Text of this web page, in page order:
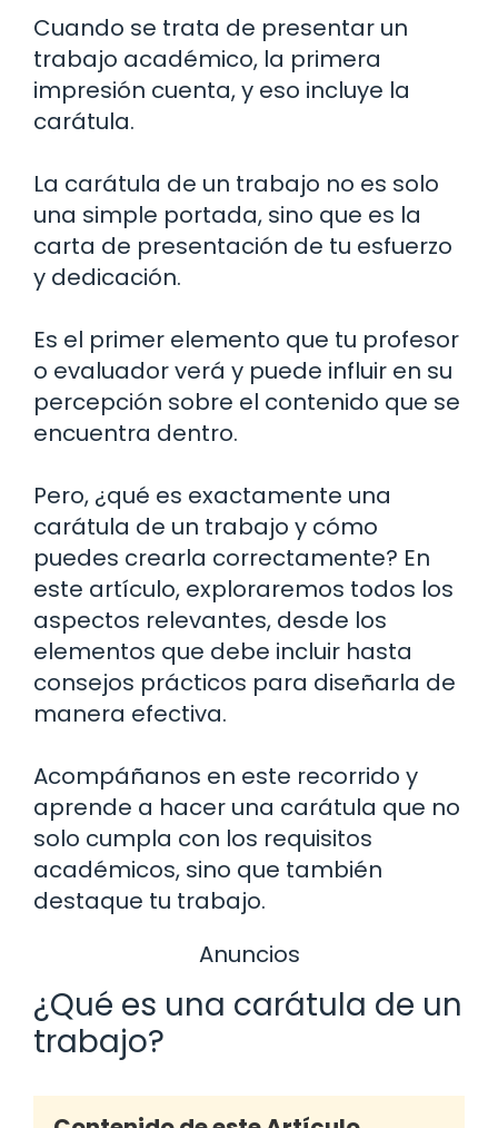
Cuando se trata de presentar un
trabajo académico, la primera
impresión cuenta, y eso incluye la
carátula.
La carátula de un trabajo no es solo
una simple portada, sino que es la
carta de presentación de tu esfuerzo
y dedicación.
Es el primer elemento que tu profesor
o evaluador verá y puede influir en su
percepción sobre el contenido que se
encuentra dentro.
Pero, ¿qué es exactamente una
carátula de un trabajo y cómo
puedes crearla correctamente? En
este artículo, exploraremos todos los
aspectos relevantes, desde los
elementos que debe incluir hasta
consejos prácticos para diseñarla de
manera efectiva.
Acompáñanos en este recorrido y
aprende a hacer una carátula que no
solo cumpla con los requisitos
académicos, sino que también
destaque tu trabajo.
Anuncios
¿Qué es una carátula de un
trabajo?